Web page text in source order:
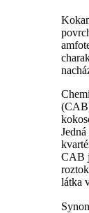
CAB
látka